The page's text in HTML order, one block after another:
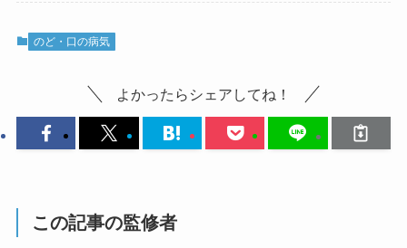
のど・口の病気
よかったらシェアしてね！
この記事の監修者